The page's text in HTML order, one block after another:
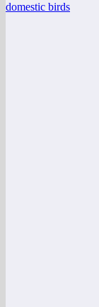
domestic birds